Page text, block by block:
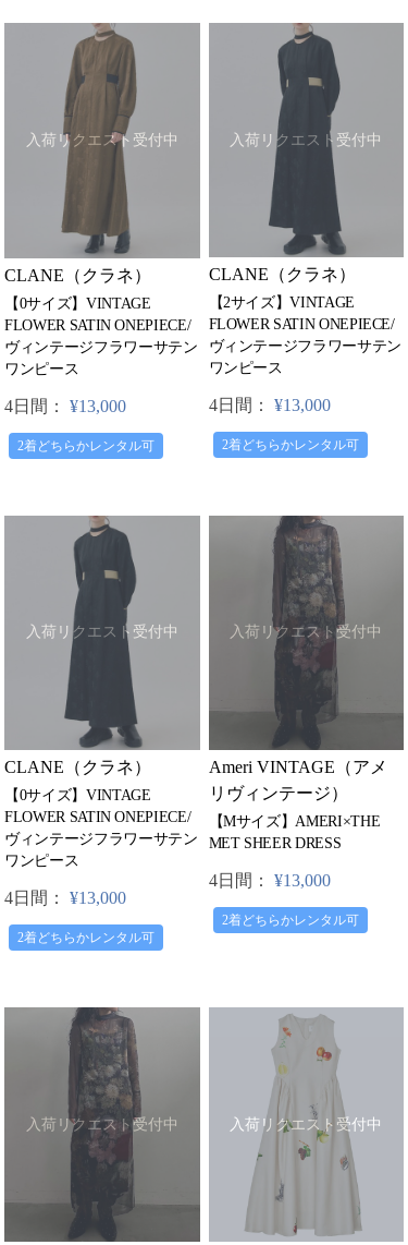
入荷リクエスト受付中
CLANE（クラネ）
【0サイズ】VINTAGE
FLOWER SATIN ONEPIECE/
ヴィンテージフラワーサテン
ワンピース
4日間： ¥13,000
2着どちらかレンタル可
入荷リクエスト受付中
CLANE（クラネ）
【2サイズ】VINTAGE
FLOWER SATIN ONEPIECE/
ヴィンテージフラワーサテン
ワンピース
4日間： ¥13,000
2着どちらかレンタル可
入荷リクエスト受付中
CLANE（クラネ）
【0サイズ】VINTAGE
FLOWER SATIN ONEPIECE/
ヴィンテージフラワーサテン
ワンピース
4日間： ¥13,000
2着どちらかレンタル可
入荷リクエスト受付中
Ameri VINTAGE（アメ
リヴィンテージ）
【Mサイズ】AMERI×THE
MET SHEER DRESS
4日間： ¥13,000
2着どちらかレンタル可
入荷リクエスト受付中 入荷リクエスト受付中